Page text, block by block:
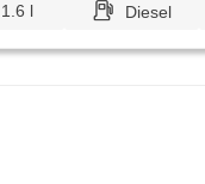
1.6 l Diesel